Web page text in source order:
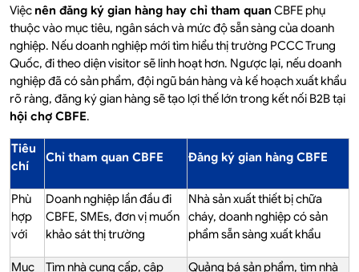
Việc nên đăng ký gian hàng hay chỉ tham quan CBFE phụ
thuộc vào mục tiêu, ngân sách và mức độ sẵn sàng của doanh
nghiệp. Nếu doanh nghiệp mới tìm hiểu thị trường PCCC Trung
Quốc, đi theo diện visitor sẽ linh hoạt hơn. Ngược lại, nếu doanh
nghiệp đã có sản phẩm, đội ngũ bán hàng và kế hoạch xuất khẩu
rõ ràng, đăng ký gian hàng sẽ tạo lợi thế lớn trong kết nối B2B tại
hội chợ CBFE.
Tiêu
chí
Chỉ tham quan CBFE Đăng ký gian hàng CBFE
Phù
hợp
với
Doanh nghiệp lần đầu đi
CBFE, SMEs, đơn vị muốn
khảo sát thị trường
Nhà sản xuất thiết bị chữa
cháy, doanh nghiệp có sản
phẩm sẵn sàng xuất khẩu
Mục
Tìm nhà cung cấp, cập
Quảng bá sản phẩm, tìm nhà